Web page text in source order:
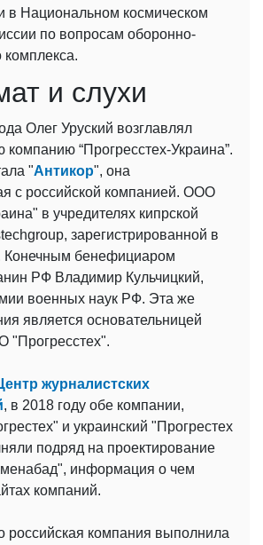
в Национальном космическом
по вопросам оборонно-
и слухи
Олег Уруский возглавлял
компанию “Прогресстех-Украина”.
"Антикор", она
с российской компанией. ООО
в учредителях кипрской
зарегистрированной в
Конечным бенефициаром
РФ Владимир Кульчицкий,
военных наук РФ. Эта же
является основательницей
"Прогресстех".
журналистских
, в 2018 году обе компании,
и украинский "Прогрестех
подряд на проектирование
информация о чем
компаний.
российская компания выполнила